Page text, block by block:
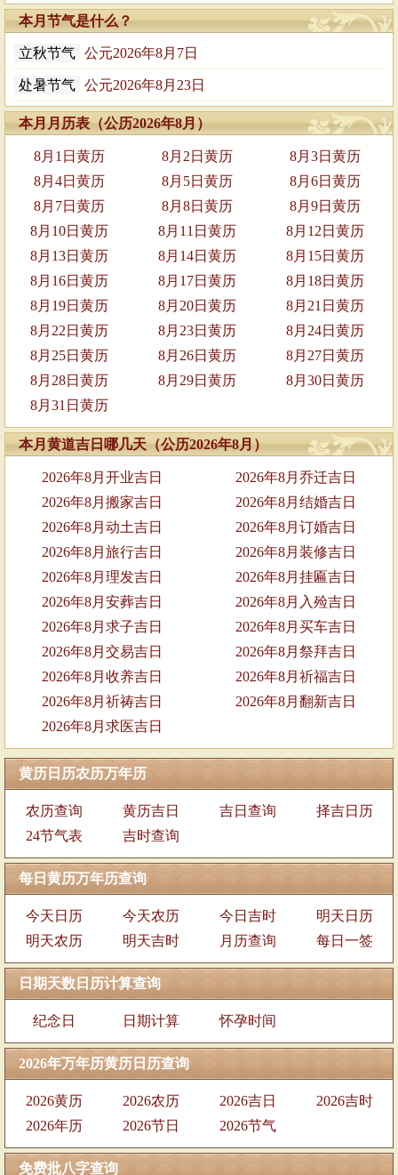
本月节气是什么？
立秋节气 公元2026年8月7日
处暑节气 公元2026年8月23日
本月月历表（公历2026年8月）
8月1日黄历 8月2日黄历
8月3日黄历
8月4日黄历
8月5日黄历
8月6日黄历
8月7日黄历
8月8日黄历
8月9日黄历
8月10日黄历
8月11日黄历
8月12日黄历
8月13日黄历
8月14日黄历
8月15日黄历
8月16日黄历
8月17日黄历
8月18日黄历
8月19日黄历
8月20日黄历
8月21日黄历
8月22日黄历
8月23日黄历
8月24日黄历
8月25日黄历
8月26日黄历
8月27日黄历
8月28日黄历
8月29日黄历
8月30日黄历
8月31日黄历
本月黄道吉日哪几天（公历2026年8月）
2026年8月开业吉日
2026年8月乔迁吉日
2026年8月搬家吉日
2026年8月结婚吉日
2026年8月动土吉日
2026年8月订婚吉日
2026年8月旅行吉日
2026年8月装修吉日
2026年8月理发吉日
2026年8月挂匾吉日
2026年8月安葬吉日
2026年8月入殓吉日
2026年8月求子吉日
2026年8月买车吉日
2026年8月交易吉日
2026年8月祭拜吉日
2026年8月收养吉日
2026年8月祈福吉日
2026年8月祈祷吉日
2026年8月翻新吉日
2026年8月求医吉日
黄历日历农历万年历
农历查询 黄历吉日 吉日查询
择吉日历
24节气表
吉时查询
每日黄历万年历查询
今天日历 今天农历 今日吉时
明天日历
明天农历
明天吉时 月历查询 每日一签
日期天数日历计算查询
纪念日 日期计算 怀孕时间
2026年万年历黄历日历查询
2026黄历 2026农历 2026吉日
2026吉时
2026年历
2026节日 2026节气
免费批八字查询